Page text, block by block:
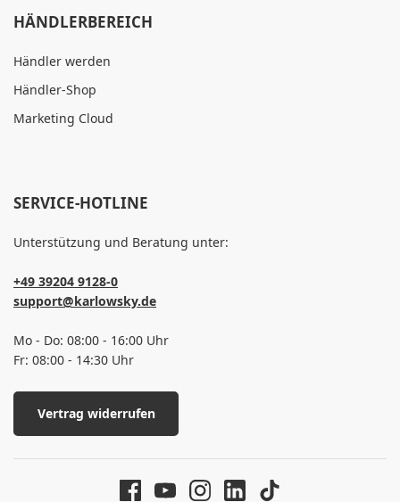
HÄNDLERBEREICH
Händler werden
Händler-Shop
Marketing Cloud
SERVICE-HOTLINE
Unterstützung und Beratung unter:
+49 39204 9128-0
support@karlowsky.de
Mo - Do: 08:00 - 16:00 Uhr
Fr: 08:00 - 14:30 Uhr
Vertrag widerrufen